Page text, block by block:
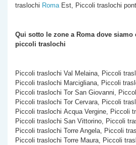
traslochi RomaEst, Piccoli traslochi
Qui sotto le zone a Roma dove siamo
piccoli traslochi
Piccoli traslochi Val Melaina, Piccoli
Piccoli traslochi Marcigliana, Piccoli
Piccoli traslochi Tor San Giovanni,
Piccoli traslochi Tor Cervara, Piccoli
Piccoli traslochi Acqua Vergine, Piccoli
Piccoli traslochi San Vittorino, Piccoli
Piccoli traslochi Torre Angela, Piccoli
Piccoli traslochi Torre Maura, Piccoli